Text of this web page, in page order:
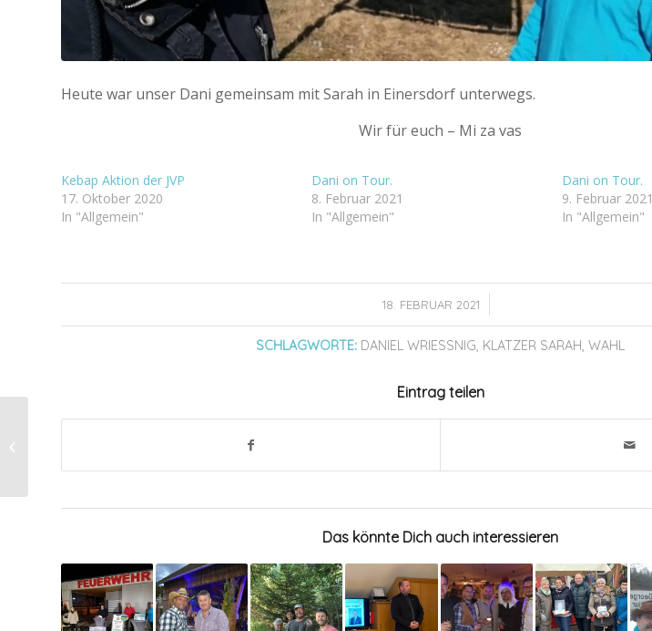
Heute war unser Dani gemeinsam mit Sarah in Einersdorf unterwegs.
Wir für euch – Mi za vas
Kebap Aktion der JVP
17. Oktober 2020
In "Allgemein"
Dani on Tour.
8. Februar 2021
In "Allgemein"
Dani on Tour.
9. Februar 2021
In "Allgemein"
18. FEBRUAR 2021
/
SCHLAGWORTE: DANIEL WRIESSNIG, KLATZER SARAH,WAHL
Eintrag teilen
Das könnte Dich auch interessieren